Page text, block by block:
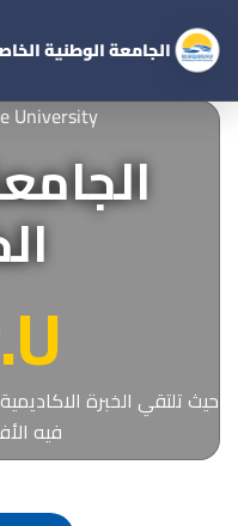
الجامعة الوطنية
University
حيث تلتقي الخبرة
فيه